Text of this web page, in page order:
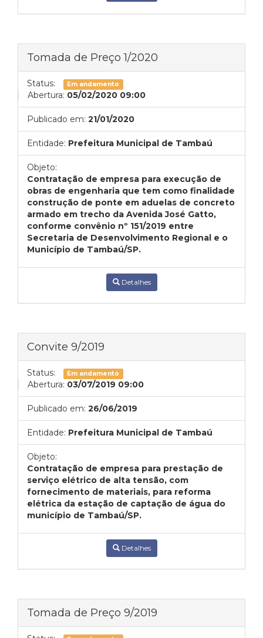
Tomada de Preço 1/2020
Status: Em andamento
Abertura: 05/02/2020 09:00
Publicado em: 21/01/2020
Entidade: Prefeitura Municipal de Tambaú
Objeto:
Contratação de empresa para execução de
obras de engenharia que tem como finalidade
construção de ponte em aduelas de concreto
armado em trecho da Avenida José Gatto,
conforme convênio nº 151/2019 entre
Secretaria de Desenvolvimento Regional e o
Município de Tambaú/SP.
Detalhes
Convite 9/2019
Status: Em andamento
Abertura: 03/07/2019 09:00
Publicado em: 26/06/2019
Entidade: Prefeitura Municipal de Tambaú
Objeto:
Contratação de empresa para prestação de
serviço elétrico de alta tensão, com
fornecimento de materiais, para reforma
elétrica da estação de captação de água do
município de Tambaú/SP.
Detalhes
Tomada de Preço 9/2019